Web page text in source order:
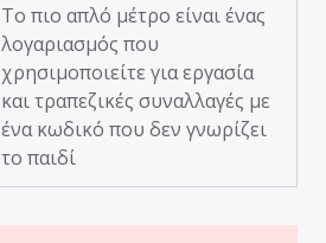
Το πιο απλό μέτρο είναι ένας
λογαριασμός που
χρησιμοποιείτε για εργασία
και τραπεζικές συναλλαγές με
ένα κωδικό που δεν γνωρίζει
το παιδί